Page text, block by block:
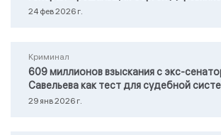
24 фев 2026 г.
Криминал
609 миллионов взыскания с экс-
Савельева как тест для судебной
29 янв 2026 г.